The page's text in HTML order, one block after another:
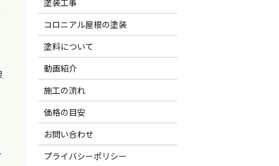
コロニアル屋根の塗装
塗料について
動画紹介
施工の流れ
価格の目安
お問い合わせ
プライバシーポリシー